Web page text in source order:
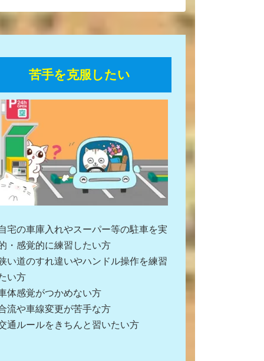
苦手を克服したい
宅の車庫入れやスーパー等の駐車を実
・感覚的に練習したい方
い道のすれ違いやハンドル操作を練習
い方
体感覚がつかめない方
流や車線変更が苦手な方
通ルールをきちんと習いたい方